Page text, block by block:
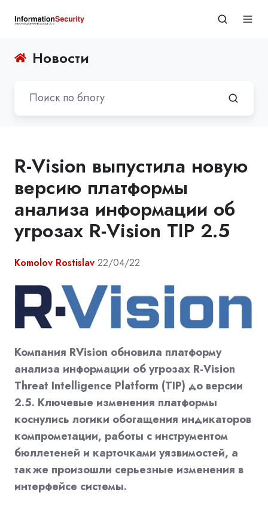
Новости
R-Vision выпустила новую
версию платформы
анализа информации об
угрозах R‑Vision TIP 2.5
Komolov Rostislav 22/04/22
Компания RVision обновила платформу
анализа информации об угрозах R-Vision
Threat Intelligence Platform (TIP) до версии
2.5. Ключевые изменения платформы
коснулись логики обогащения индикаторов
компрометации, работы с инструментом
бюллетеней и карточками уязвимостей, а
также произошли серьезные изменения в
интерфейсе системы.